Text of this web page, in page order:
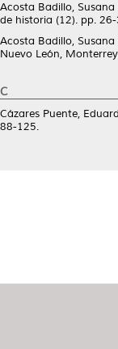
Acosta Badillo, Susana
de historia (12). pp.
Acosta Badillo, Susana
Nuevo León,
C
Cázares Puente,
88-125.